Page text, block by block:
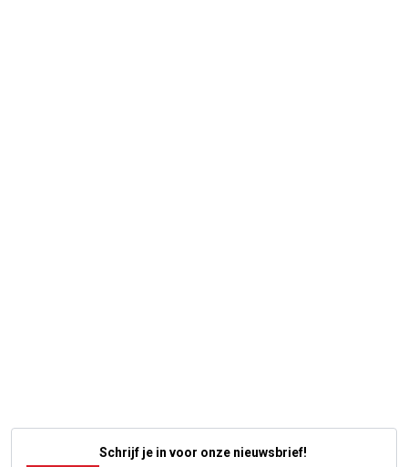
Schrijf je in voor onze nieuwsbrief!